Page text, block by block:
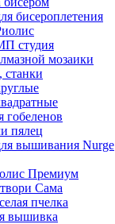
бисероплетения
студия
мозаики
гобеленов
пялец
вышивания Nurge
Премиум
Сама
пчелка
вышивка